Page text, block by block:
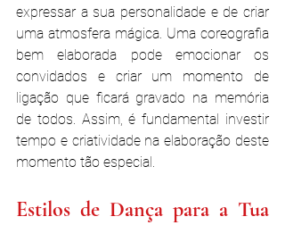
expressar a sua personalidade e de criar
uma atmosfera mágica. Uma coreografia
bem elaborada pode emocionar os
convidados e criar um momento de
ligação que ficará gravado na memória
de todos. Assim, é fundamental investir
tempo e criatividade na elaboração deste
momento tão especial​.
Estilos de Dança para a Tua